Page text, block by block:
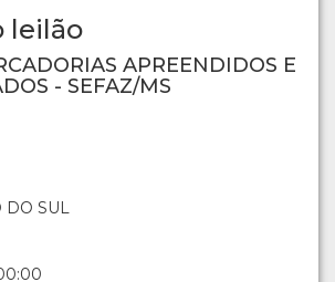
leilão
APREENDIDOS E
- SEFAZ/MS
SUL